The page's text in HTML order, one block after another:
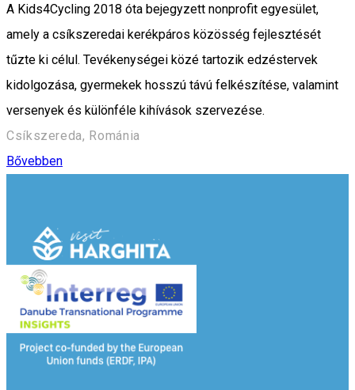
A Kids4Cycling 2018 óta bejegyzett nonprofit egyesület,
amely a csíkszeredai kerékpáros közösség fejlesztését
tűzte ki célul. Tevékenységei közé tartozik edzéstervek
kidolgozása, gyermekek hosszú távú felkészítése, valamint
versenyek és különféle kihívások szervezése.
Csíkszereda, Románia
Bővebben